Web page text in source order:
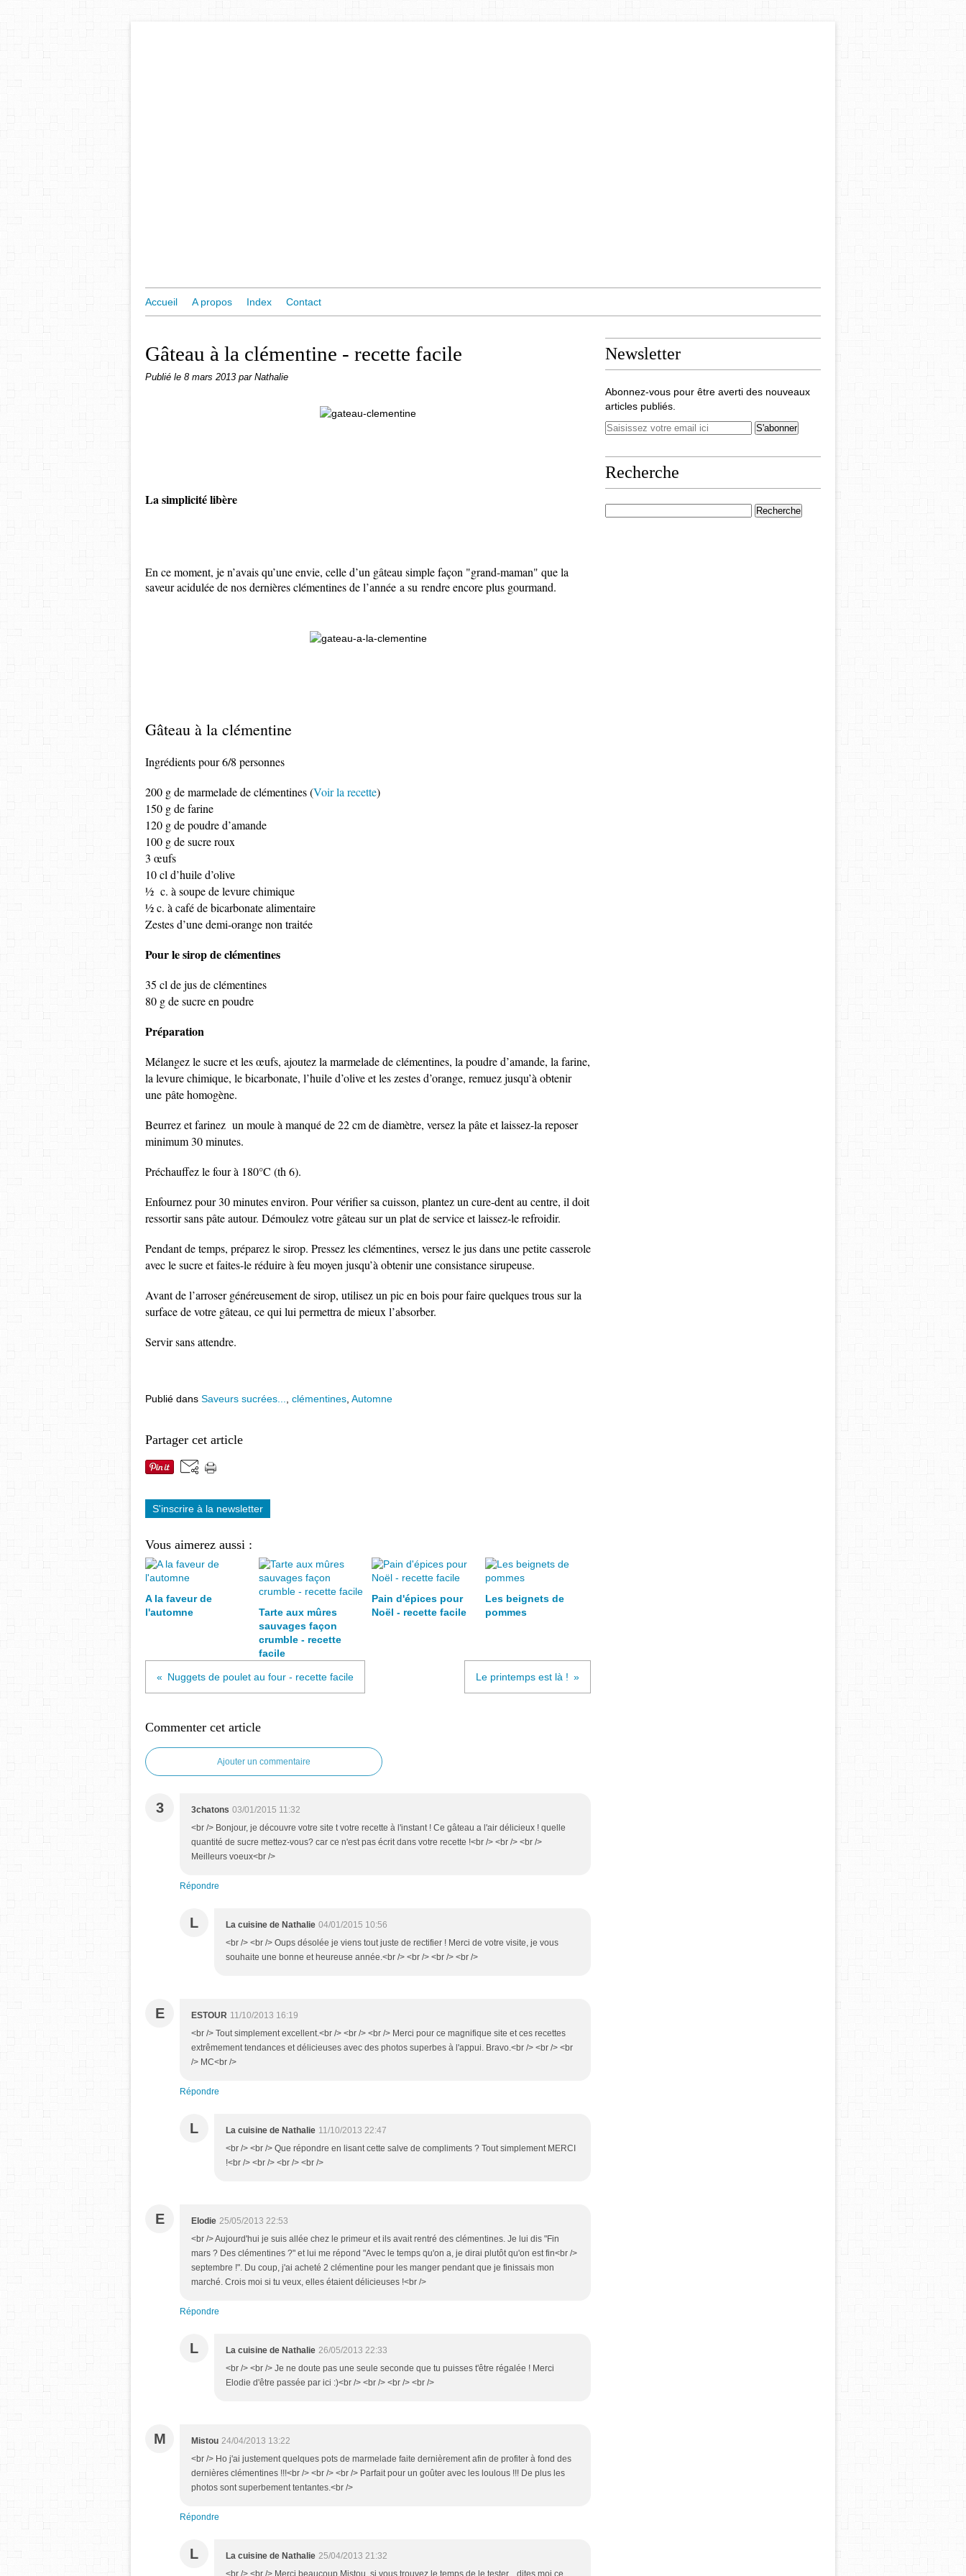
Accueil A propos Index Contact
Gâteau à la clémentine - recette facile
Publié le 8 mars 2013 par Nathalie
La simplicité libère
En ce moment, je n’avais qu’une envie, celle d’un gâteau simple façon "grand-maman" que la
saveur acidulée de nos dernières clémentines de l’année a su rendre encore plus gourmand.
Gâteau à la clémentine
Ingrédients pour 6/8 personnes
200 g de marmelade de clémentines (Voir la recette)
150 g de farine
120 g de poudre d’amande
100 g de sucre roux
3 œufs
10 cl d’huile d’olive
½ c. à soupe de levure chimique
½ c. à café de bicarbonate alimentaire
Zestes d’une demi-orange non traitée
Pour le sirop de clémentines
35 cl de jus de clémentines
80 g de sucre en poudre
Préparation
Mélangez le sucre et les œufs, ajoutez la marmelade de clémentines, la poudre d’amande, la farine,
la levure chimique, le bicarbonate, l’huile d’olive et les zestes d’orange, remuez jusqu’à obtenir
une pâte homogène.
Beurrez et farinez un moule à manqué de 22 cm de diamètre, versez la pâte et laissez-la reposer
minimum 30 minutes.
Préchauffez le four à 180°C (th 6).
Enfournez pour 30 minutes environ. Pour vérifier sa cuisson, plantez un cure-dent au centre, il doit
ressortir sans pâte autour. Démoulez votre gâteau sur un plat de service et laissez-le refroidir.
Pendant de temps, préparez le sirop. Pressez les clémentines, versez le jus dans une petite casserole
avec le sucre et faites-le réduire à feu moyen jusqu’à obtenir une consistance sirupeuse.
Avant de l’arroser généreusement de sirop, utilisez un pic en bois pour faire quelques trous sur la
surface de votre gâteau, ce qui lui permettra de mieux l’absorber.
Servir sans attendre.
Publié dans Saveurs sucrées... clémentines Automne
Partager cet article
S'inscrire à la newsletter
Vous aimerez aussi :
A la faveur de
l'automne
Tarte aux mûres
sauvages façon
crumble - recette
facile
Pain d'épices pour
Noël - recette facile
Les beignets de
pommes
Nuggets de poulet au four - recette facile Le printemps est là !
Commenter cet article
Ajouter un commentaire
3 3chatons 03/01/2015 11:32
<br /> Bonjour, je découvre votre site t votre recette à l'instant ! Ce gâteau a l'air délicieux ! quelle
quantité de sucre mettez-vous? car ce n'est pas écrit dans votre recette !<br /> <br /> <br />
Meilleurs voeux<br />
Répondre
L La cuisine de Nathalie 04/01/2015 10:56
<br /> <br /> Oups désolée je viens tout juste de rectifier ! Merci de votre visite, je vous
souhaite une bonne et heureuse année.<br /> <br /> <br /> <br />
E ESTOUR 11/10/2013 16:19
<br /> Tout simplement excellent.<br /> <br /> <br /> Merci pour ce magnifique site et ces recettes
extrêmement tendances et délicieuses avec des photos superbes à l'appui. Bravo.<br /> <br /> <br
/> MC<br />
Répondre
L La cuisine de Nathalie 11/10/2013 22:47
<br /> <br /> Que répondre en lisant cette salve de compliments ? Tout simplement MERCI
!<br /> <br /> <br /> <br />
E Elodie 25/05/2013 22:53
<br /> Aujourd'hui je suis allée chez le primeur et ils avait rentré des clémentines. Je lui dis "Fin
mars ? Des clémentines ?" et lui me répond "Avec le temps qu'on a, je dirai plutôt qu'on est fin<br />
septembre !". Du coup, j'ai acheté 2 clémentine pour les manger pendant que je finissais mon
marché. Crois moi si tu veux, elles étaient délicieuses !<br />
Répondre
L La cuisine de Nathalie 26/05/2013 22:33
<br /> <br /> Je ne doute pas une seule seconde que tu puisses t'être régalée ! Merci
Elodie d'être passée par ici :)<br /> <br /> <br /> <br />
M Mistou 24/04/2013 13:22
<br /> Ho j'ai justement quelques pots de marmelade faite dernièrement afin de profiter à fond des
dernières clémentines !!!<br /> <br /> <br /> Parfait pour un goûter avec les loulous !!! De plus les
photos sont superbement tentantes.<br />
Répondre
L La cuisine de Nathalie 25/04/2013 21:32
<br /> <br /> Merci beaucoup Mistou, si vous trouvez le temps de le tester... dites moi ce
Newsletter
Abonnez-vous pour être averti des nouveaux
articles publiés.
Recherche